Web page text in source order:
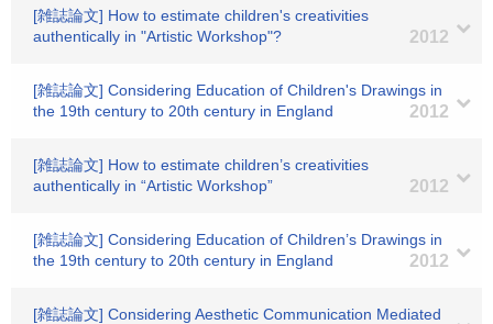
[雑誌論文] How to estimate children's creativities
authentically in "Artistic Workshop"?
2012
[雑誌論文] Considering Education of Children's Drawings in
the 19th century to 20th century in England
2012
[雑誌論文] How to estimate children’s creativities
authentically in “Artistic Workshop”
2012
[雑誌論文] Considering Education of Children’s Drawings in
the 19th century to 20th century in England
2012
[雑誌論文] Considering Aesthetic Communication Mediated